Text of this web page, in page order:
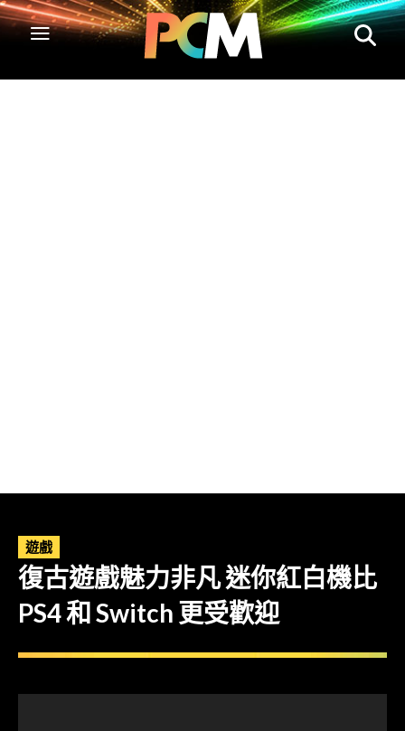
遊戲
復古遊戲魅力非凡 迷你紅白機比
PS4 和 Switch 更受歡迎